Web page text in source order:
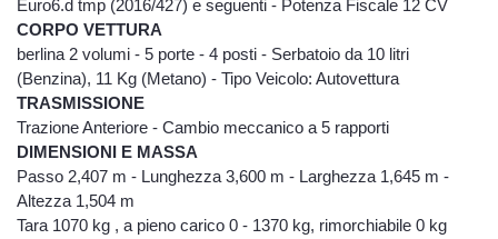
Euro6.d tmp (2016/427) e seguenti - Potenza Fiscale 12 CV
CORPO VETTURA
berlina 2 volumi - 5 porte - 4 posti - Serbatoio da 10 litri
(Benzina), 11 Kg (Metano) - Tipo Veicolo: Autovettura
TRASMISSIONE
Trazione Anteriore - Cambio meccanico a 5 rapporti
DIMENSIONI E MASSA
Passo 2,407 m - Lunghezza 3,600 m - Larghezza 1,645 m -
Altezza 1,504 m
Tara 1070 kg , a pieno carico 0 - 1370 kg, rimorchiabile 0 kg